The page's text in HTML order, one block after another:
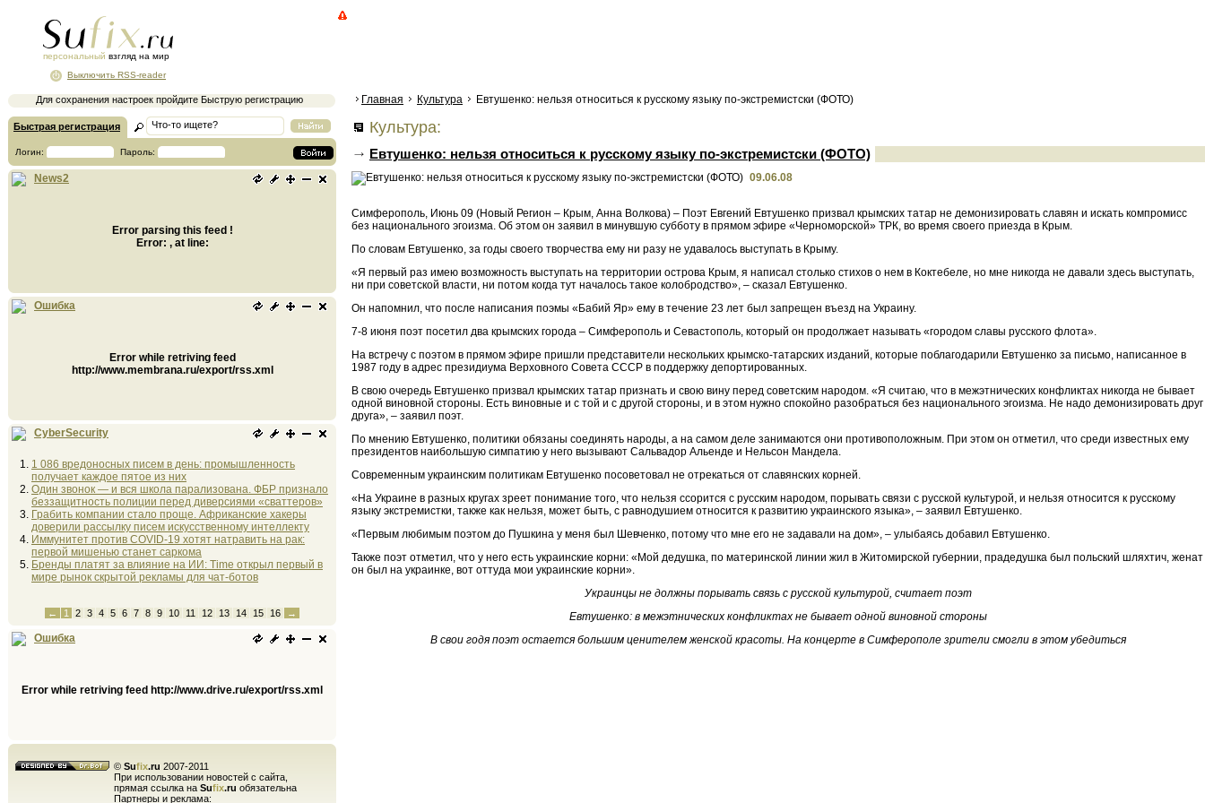
персональный взгляд на мир
Для сохранения настроек пройдите Быструю регистрацию
Выключить RSS-reader
Быстрая регистрация
Логин: Пароль:
News2
Error parsing this feed !
Error: , at line:
Ошибка
Error while retriving feed
http://www.membrana.ru/export/rss.xml
CyberSecurity
1 086 вредоносных писем в день: промышленность
получает каждое пятое из них
Один звонок — и вся школа парализована. ФБР признало
беззащитность полиции перед диверсиями «сваттеров»
Грабить компании стало проще. Африканские хакеры
доверили рассылку писем искусственному интеллекту
Иммунитет против COVID-19 хотят натравить на рак:
первой мишенью станет саркома
Бренды платят за влияние на ИИ: Time открыл первый в
мире рынок скрытой рекламы для чат-ботов
← 1 2 3 4 5 6 7 8 9 10 11 12 13 14 15 16 →
Ошибка
Error while retriving feed http://www.drive.ru/export/rss.xml
© Sufix.ru 2007-2011
При использовании новостей с сайта,
прямая ссылка на Sufix.ru обязательна
Партнеры и реклама:
Главная Культура Евтушенко: нельзя относиться к русскому языку по-экстремистски (ФОТО)
Культура:
Евтушенко: нельзя относиться к русскому языку по-экстремистски (ФОТО)
09.06.08
Симферополь, Июнь 09 (Новый Регион – Крым, Анна Волкова) – Поэт Евгений Евтушенко призвал крымских татар не демонизировать славян и искать компромисс
без национального эгоизма. Об этом он заявил в минувшую субботу в прямом эфире «Черноморской» ТРК, во время своего приезда в Крым.
По словам Евтушенко, за годы своего творчества ему ни разу не удавалось выступать в Крыму.
«Я первый раз имею возможность выступать на территории острова Крым, я написал столько стихов о нем в Коктебеле, но мне никогда не давали здесь выступать,
ни при советской власти, ни потом когда тут началось такое колобродство», – сказал Евтушенко.
Он напомнил, что после написания поэмы «Бабий Яр» ему в течение 23 лет был запрещен въезд на Украину.
7-8 июня поэт посетил два крымских города – Симферополь и Севастополь, который он продолжает называть «городом славы русского флота».
На встречу с поэтом в прямом эфире пришли представители нескольких крымско-татарских изданий, которые поблагодарили Евтушенко за письмо, написанное в
1987 году в адрес президиума Верховного Совета СССР в поддержку депортированных.
В свою очередь Евтушенко призвал крымских татар признать и свою вину перед советским народом. «Я считаю, что в межэтнических конфликтах никогда не бывает
одной виновной стороны. Есть виновные и с той и с другой стороны, и в этом нужно спокойно разобраться без национального эгоизма. Не надо демонизировать друг
друга», – заявил поэт.
По мнению Евтушенко, политики обязаны соединять народы, а на самом деле занимаются они противоположным. При этом он отметил, что среди известных ему
президентов наибольшую симпатию у него вызывают Сальвадор Альенде и Нельсон Мандела.
Современным украинским политикам Евтушенко посоветовал не отрекаться от славянских корней.
«На Украине в разных кругах зреет понимание того, что нельзя ссорится с русским народом, порывать связи с русской культурой, и нельзя относится к русскому
языку экстремистки, также как нельзя, может быть, с равнодушием относится к развитию украинского языка», – заявил Евтушенко.
«Первым любимым поэтом до Пушкина у меня был Шевченко, потому что мне его не задавали на дом», – улыбаясь добавил Евтушенко.
Также поэт отметил, что у него есть украинские корни: «Мой дедушка, по материнской линии жил в Житомирской губернии, прадедушка был польский шляхтич, женат
он был на украинке, вот оттуда мои украинские корни».
Украинцы не должны порывать связь с русской культурой, считает поэт
Евтушенко: в межэтнических конфликтах не бывает одной виновной стороны
В свои годя поэт остается большим ценителем женской красоты. На концерте в Симферополе зрители смогли в этом убедиться